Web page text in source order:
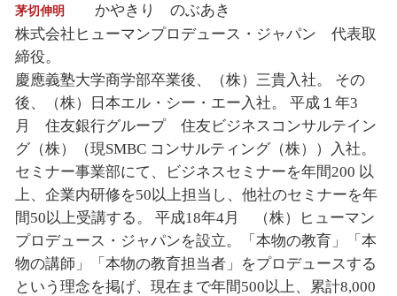
茅切伸明かやきり のぶあき
株式会社ヒューマンプロデュース・ジャパン 代表取
締役。
慶應義塾大学商学部卒業後、（株）三貴入社。 その
後、（株）日本エル・シー・エー入社。 平成１年3
月 住友銀行グループ 住友ビジネスコンサルテイン
グ（株）（現SMBC コンサルティング（株））入社。
セミナー事業部にて、ビジネスセミナーを年間200 以
上、企業内研修を50以上担当し、他社のセミナーを年
間50以上受講する。 平成18年4月 （株）ヒューマン
プロデュース・ジャパンを設立。「本物の教育」「本
物の講師」「本物の教育担当者」をプロデュースする
という理念を掲げ、現在まで年間500以上、累計8,000